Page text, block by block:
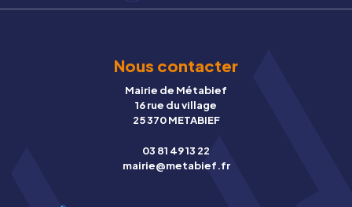
Nous contacter
Mairie de Métabief
16 rue du village
25 370 METABIEF
03 81 49 13 22
mairie@metabief.fr